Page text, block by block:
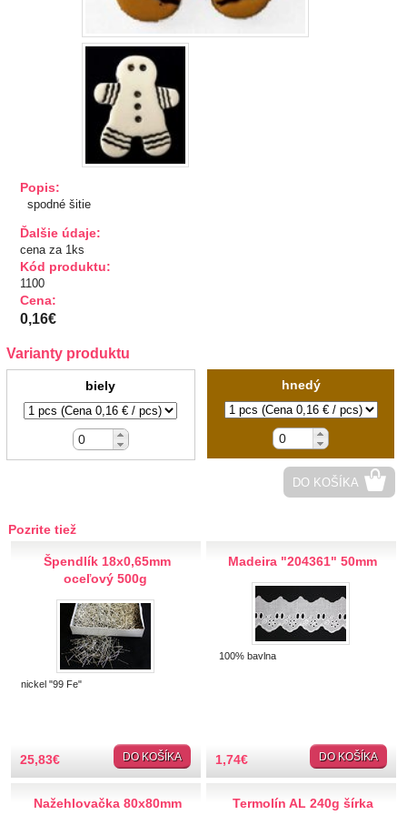
TIPY NA DARČEKY
Burda strihy
Dekorácie
Doplnky
Gombíky kuchárske
Gombíky stláčacie, riflové
Stláčacie
Riflové
Gombíky plastové
Gombíky kovový vzhľad
Vrchné šitie
Spodné šitie
Gombíky bielizňové
Gombíky detské
Sady gombíkov
Gombíky mušľové
Gombíky kožené, saténové
Manžetové gombíky
Popis:
spodné šitie
Ďalšie údaje:
cena za 1ks
Kód produktu:
1100
Cena:
0,16€
Varianty produktu
biely hnedý
DO KOŠÍKA
Pozrite tiež
Špendlík 18x0,65mm
oceľový 500g
nickel "99 Fe"
25,83€ DO KOŠÍKA
Madeira "204361" 50mm
100% bavlna
1,74€ DO KOŠÍKA
Nažehlovačka 80x80mm
Termolín AL 240g šírka